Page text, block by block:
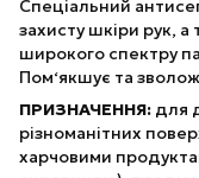
Спеціальний
захисту шкіри рук, а
широкого спектру
Пом‘якшує та
ПРИЗНАЧЕННЯ: для
різноманітних
харчовими